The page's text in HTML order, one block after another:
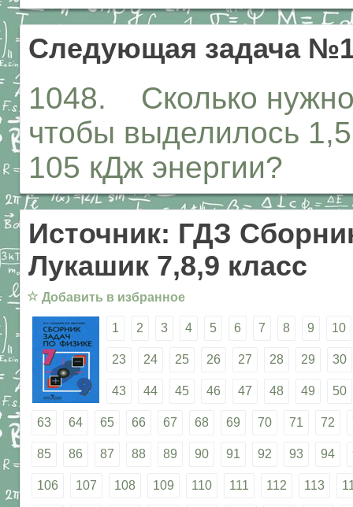
Следующая задача
1048. Сколько нужно
чтобы выделилось
105 кДж энергии?
Источник: ГДЗ
Лукашик 7,8,9 класс
☆ Добавить в избранное
1 2 3 4 5 6 7 8 9 10
23 24 25 26 27 28 29 30
43 44 45 46 47 48 49 50
63 64 65 66 67 68 69 70 71 72
85 86 87 88 89 90 91 92 93 94
106 107 108 109 110 111 112 113